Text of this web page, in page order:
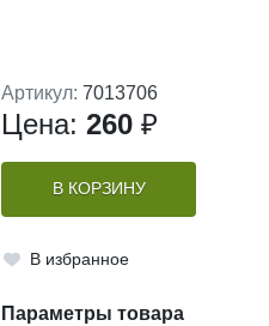
Артикул: 7013706
Цена: 260 ₽
В КОРЗИНУ
В избранное
Параметры товара